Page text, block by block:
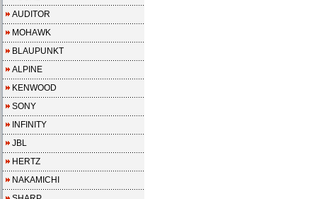
AUDITOR
MOHAWK
BLAUPUNKT
ALPINE
KENWOOD
SONY
INFINITY
JBL
HERTZ
NAKAMICHI